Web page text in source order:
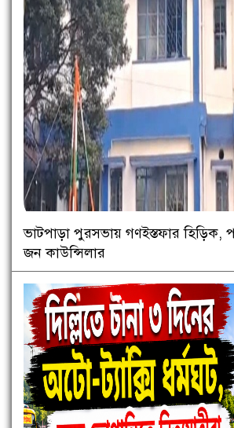
ভাটপাড়া পুরসভায় গণইস্তফার হিড়িক,
জন কাউন্সিলার